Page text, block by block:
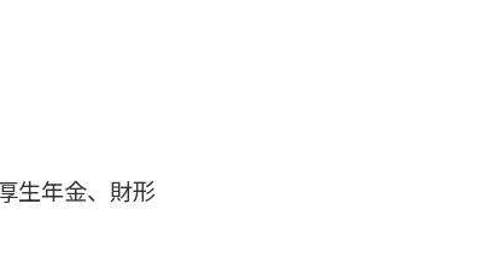
生年金、財形